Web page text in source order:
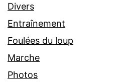
Divers
Entraînement
Foulées du loup
Marche
Photos